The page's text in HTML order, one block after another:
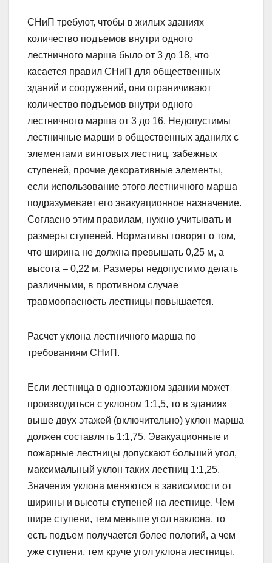
СНиП требуют, чтобы в жилых зданиях
количество подъемов внутри одного
лестничного марша было от 3 до 18, что
касается правил СНиП для общественных
зданий и сооружений, они ограничивают
количество подъемов внутри одного
лестничного марша от 3 до 16. Недопустимы
лестничные марши в общественных зданиях с
элементами винтовых лестниц, забежных
ступеней, прочие декоративные элементы,
если использование этого лестничного марша
подразумевает его эвакуационное назначение.
Согласно этим правилам, нужно учитывать и
размеры ступеней. Нормативы говорят о том,
что ширина не должна превышать 0,25 м, а
высота – 0,22 м. Размеры недопустимо делать
различными, в противном случае
травмоопасность лестницы повышается.
Расчет уклона лестничного марша по
требованиям СНиП.
Если лестница в одноэтажном здании может
производиться с уклоном 1:1,5, то в зданиях
выше двух этажей (включительно) уклон марша
должен составлять 1:1,75. Эвакуационные и
пожарные лестницы допускают больший угол,
максимальный уклон таких лестниц 1:1,25.
Значения уклона меняются в зависимости от
ширины и высоты ступеней на лестнице. Чем
шире ступени, тем меньше угол наклона, то
есть подъем получается более пологий, а чем
уже ступени, тем круче угол уклона лестницы.